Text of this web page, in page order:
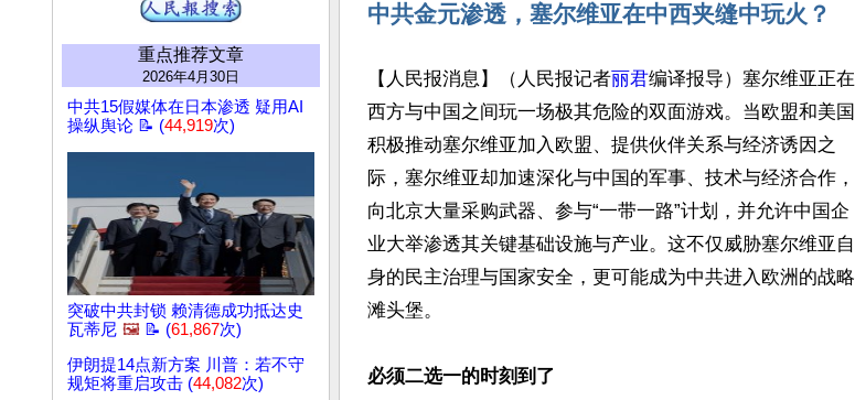
重点推荐文章
2026年4月30日
中共15假媒体在日本渗透 疑用AI
操纵舆论 📝 (44,919次)
突破中共封锁 赖清德成功抵达史
瓦蒂尼 🖼️ 📝 (61,867次)
伊朗提14点新方案 川普：若不守
规矩将重启攻击 (44,082次)
中共金元渗透，塞尔维亚在中西夹缝中玩火？
【人民报消息】（人民报记者丽君编译报导）塞尔维亚正在
西方与中国之间玩一场极其危险的双面游戏。当欧盟和美国
积极推动塞尔维亚加入欧盟、提供伙伴关系与经济诱因之
际，塞尔维亚却加速深化与中国的军事、技术与经济合作，
向北京大量采购武器、参与“一带一路”计划，并允许中国企
业大举渗透其关键基础设施与产业。这不仅威胁塞尔维亚自
身的民主治理与国家安全，更可能成为中共进入欧洲的战略
滩头堡。
必须二选一的时刻到了